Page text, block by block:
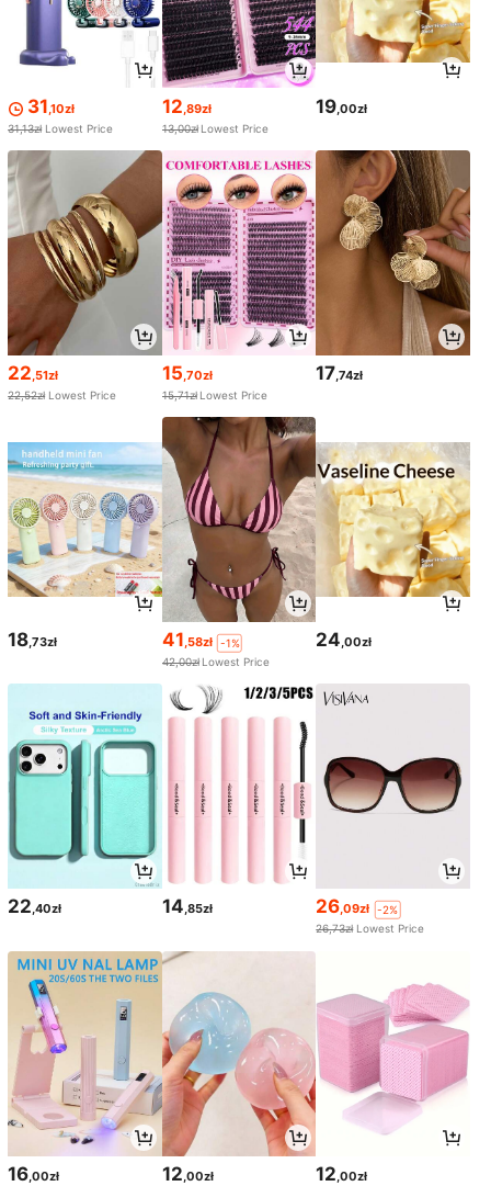
31 ,10zł
31,13zł Lowest Price
12 ,89zł
13,00zł Lowest Price
19 ,00zł
22,51zł
22,52zł Lowest Price
15,70zł
15,71zł Lowest Price
17,74zł
18,73zł 41,58zł
-1%
42,00zł Lowest Price
24,00zł
22,40zł 14,85zł 26,09zł
-2%
26,73zł Lowest Price
16 ,00zł 12 ,00zł 12 ,00zł